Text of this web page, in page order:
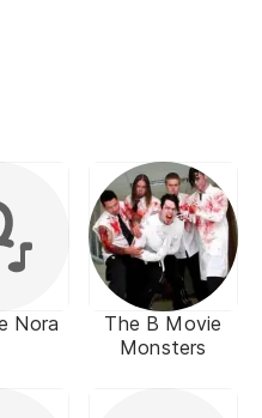
Nora
The B Movie
Monsters